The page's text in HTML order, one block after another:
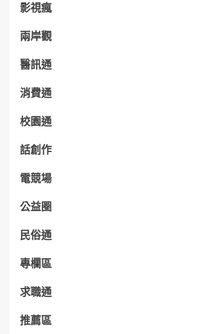
影視瘋
兩岸觀
醫訊通
消費通
校園通
話創作
電競場
公益圈
民俗通
專欄區
求職通
推薦區